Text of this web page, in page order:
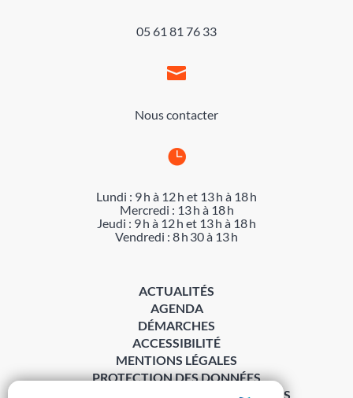
05 61 81 76 33

Nous contacter

Lundi : 9 h à 12 h et 13 h à 18 h
Mercredi : 13 h à 18 h
Jeudi : 9 h à 12 h et 13 h à 18 h
Vendredi : 8 h 30 à 13 h
ACTUALITÉS
AGENDA
DÉMARCHES
ACCESSIBILITÉ
MENTIONS LÉGALES
PROTECTION DES DONNÉES
POLITIQUE DE GESTION DES COOKIES